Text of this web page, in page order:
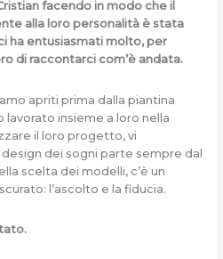
facendo in modo che il
alla loro personalità è stata
ha entusiasmati molto, per
di raccontarci com’è andata.
apriti prima dalla piantina
lavorato insieme a loro nella
il loro progetto, vi
dei sogni parte sempre dal
scelta dei modelli, c’è un
l’ascolto e la fiducia.